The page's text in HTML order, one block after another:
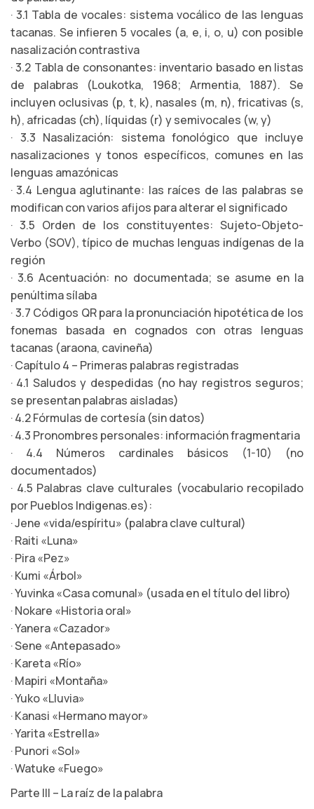
· 3.1 Tabla de vocales: sistema vocálico de las lenguas
tacanas. Se infieren 5 vocales (a, e, i, o, u) con posible
nasalización contrastiva
· 3.2 Tabla de consonantes: inventario basado en listas
de palabras (Loukotka, 1968; Armentia, 1887). Se
incluyen oclusivas (p, t, k), nasales (m, n), fricativas (s,
h), africadas (ch), líquidas (r) y semivocales (w, y)
· 3.3 Nasalización: sistema fonológico que incluye
nasalizaciones y tonos específicos, comunes en las
lenguas amazónicas
· 3.4 Lengua aglutinante: las raíces de las palabras se
modifican con varios afijos para alterar el significado
· 3.5 Orden de los constituyentes: Sujeto-Objeto-
Verbo (SOV), típico de muchas lenguas indígenas de la
región
· 3.6 Acentuación: no documentada; se asume en la
penúltima sílaba
· 3.7 Códigos QR para la pronunciación hipotética de los
fonemas basada en cognados con otras lenguas
tacanas (araona, cavineña)
· Capítulo 4 – Primeras palabras registradas
· 4.1 Saludos y despedidas (no hay registros seguros;
se presentan palabras aisladas)
· 4.2 Fórmulas de cortesía (sin datos)
· 4.3 Pronombres personales: información fragmentaria
· 4.4 Números cardinales básicos (1-10) (no
documentados)
· 4.5 Palabras clave culturales (vocabulario recopilado
por Pueblos Indigenas.es):
· Jene «vida/espíritu» (palabra clave cultural)
· Raiti «Luna»
· Pira «Pez»
· Kumi «Árbol»
· Yuvinka «Casa comunal» (usada en el título del libro)
· Nokare «Historia oral»
· Yanera «Cazador»
· Sene «Antepasado»
· Kareta «Río»
· Mapiri «Montaña»
· Yuko «Lluvia»
· Kanasi «Hermano mayor»
· Yarita «Estrella»
· Punori «Sol»
· Watuke «Fuego»
Parte III – La raíz de la palabra